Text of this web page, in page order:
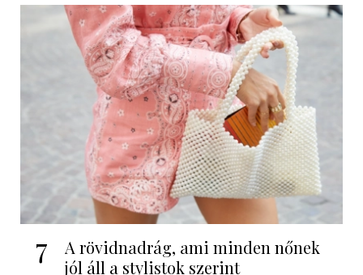
7
A rövidnadrág, ami minden nőnek
jól áll a stylistok szerint